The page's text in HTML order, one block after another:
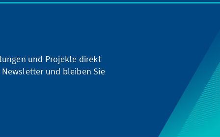
und Projekte direkt
und bleiben Sie